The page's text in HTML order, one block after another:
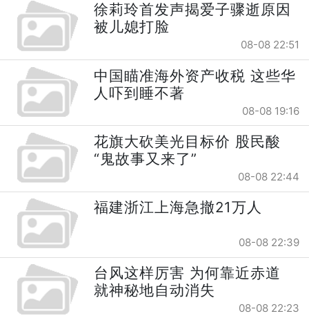
徐莉玲首发声揭爱子骤逝原因
被儿媳打脸
08-08 22:51
中国瞄准海外资产收税 这些华
人吓到睡不著
08-08 19:16
花旗大砍美光目标价 股民酸
“鬼故事又来了”
08-08 22:44
福建浙江上海急撤21万人
08-08 22:39
台风这样厉害 为何靠近赤道
就神秘地自动消失
08-08 22:23